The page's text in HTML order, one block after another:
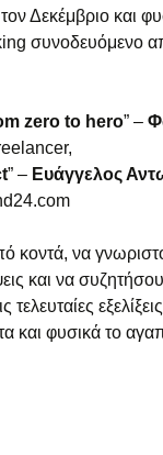
Δεκέμβριο και
συνοδευόμενο
zero to hero” –
” – Ευάγγελος
κοντά, να
και να
τελευταίες
και φυσικά το